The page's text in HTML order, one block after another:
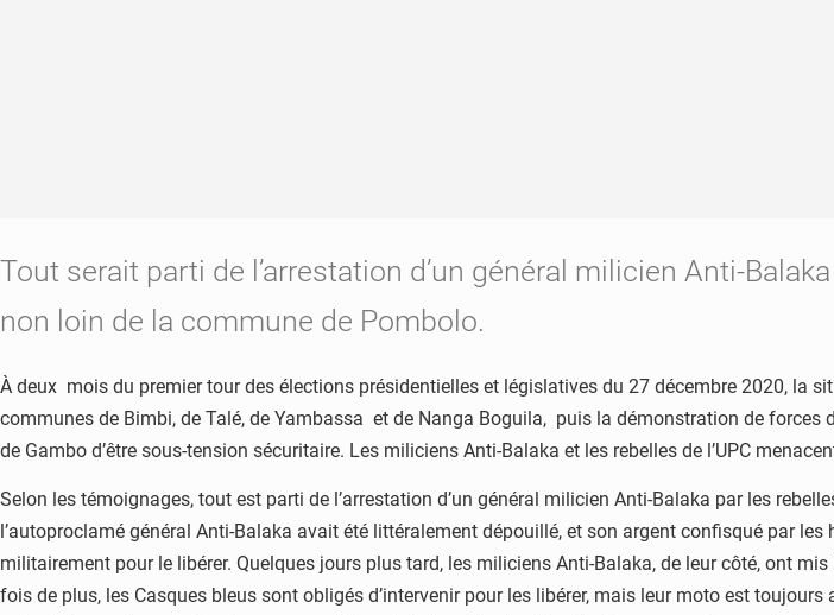
Tout serait parti de l’arrestation d’un général milicien Anti-
non loin de la commune de Pombolo.
À deux mois du premier tour des élections présidentielles et législatives du 27 décembre 2020, la
communes de Bimbi, de Talé, de Yambassa et de Nanga Boguila, puis la démonstration de forces
de Gambo d’être sous-tension sécuritaire. Les miliciens Anti-Balaka et les rebelles de l’UPC
Selon les témoignages, tout est parti de l’arrestation d’un général milicien Anti-Balaka par les
l’autoproclamé général Anti-Balaka avait été littéralement dépouillé, et son argent confisqué par
militairement pour le libérer. Quelques jours plus tard, les miliciens Anti-Balaka, de leur côté, ont
fois de plus, les Casques bleus sont obligés d’intervenir pour les libérer, mais leur moto est